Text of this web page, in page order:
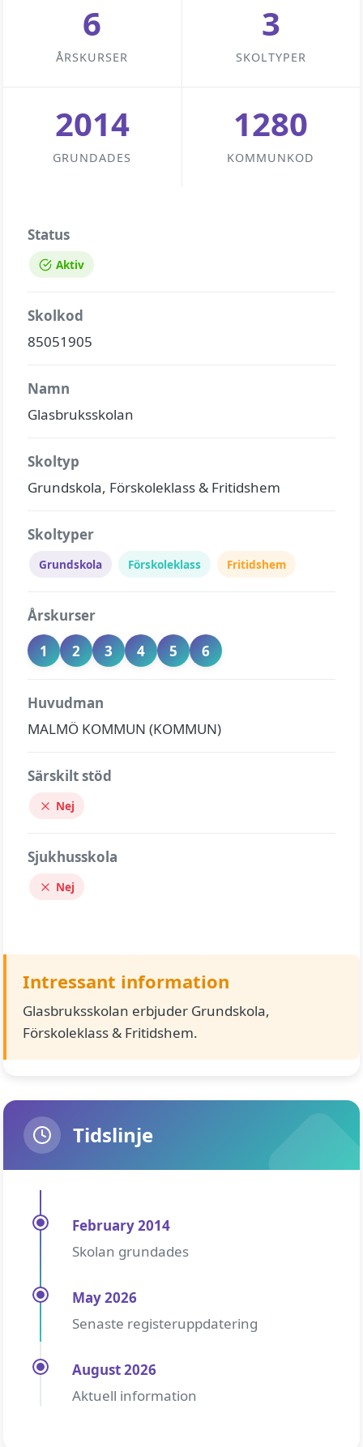
6
ÅRSKURSER
3
SKOLTYPER
2014
GRUNDADES
1280
KOMMUNKOD
Status
Aktiv
Skolkod
85051905
Namn
Glasbruksskolan
Skoltyp
Grundskola, Förskoleklass & Fritidshem
Skoltyper
Grundskola Förskoleklass Fritidshem
Årskurser
1
2 3 4 5 6
Huvudman
MALMÖ KOMMUN (KOMMUN)
Särskilt stöd
Nej
Sjukhusskola
Nej
Intressant information
Glasbruksskolan erbjuder Grundskola,
Förskoleklass & Fritidshem.
Tidslinje
February 2014
Skolan grundades
May 2026
Senaste registeruppdatering
August 2026
Aktuell information